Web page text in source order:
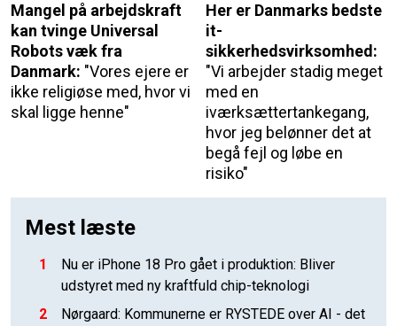
Mangel på arbejdskraft
kan tvinge Universal
Robots væk fra
Danmark: "Vores ejere er
ikke religiøse med, hvor vi
skal ligge henne"
Her er Danmarks bedste
it-
sikkerhedsvirksomhed:
"Vi arbejder stadig meget
med en
iværksættertankegang,
hvor jeg belønner det at
begå fejl og løbe en
risiko"
Mest læste
1
Nu er iPhone 18 Pro gået i produktion: Bliver
udstyret med ny kraftfuld chip-teknologi
2
Nørgaard: Kommunerne er RYSTEDE over AI - det